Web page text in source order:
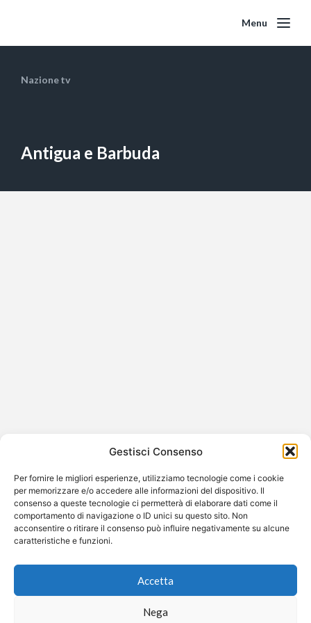
Gestisci Consenso
Per fornire le migliori esperienze, utilizziamo tecnologie come i cookie
per memorizzare e/o accedere alle informazioni del dispositivo. Il
consenso a queste tecnologie ci permetterà di elaborare dati come il
comportamento di navigazione o ID unici su questo sito. Non
acconsentire o ritirare il consenso può influire negativamente su alcune
caratteristiche e funzioni.
Accetta
Nega
Menu
Nazione tv
Antigua e Barbuda
©2026 Free Streaming